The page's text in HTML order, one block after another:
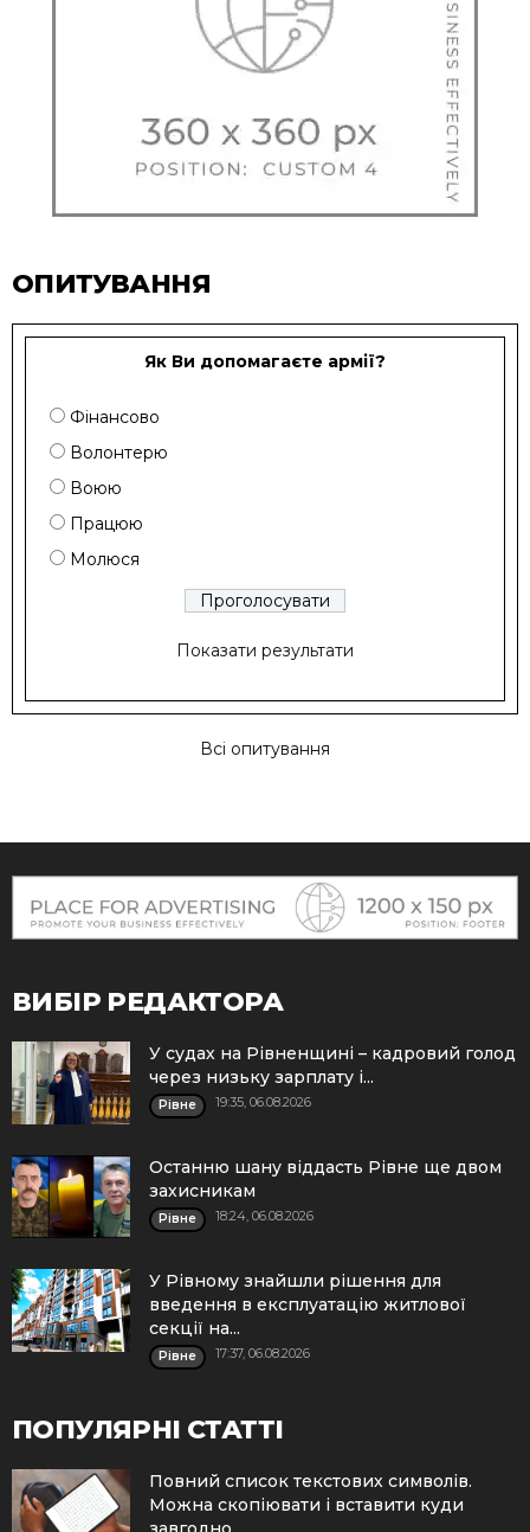
ОПИТУВАННЯ
Як Ви допомагаєте армії?
Фінансово
Волонтерю
Воюю
Працюю
Молюся
Показати результати
Всі опитування
ВИБІР РЕДАКТОРА
У судах на Рівненщині – кадровий голод
через низьку зарплату і...
Рівне 19:35, 06.08.2026
Останню шану віддасть Рівне ще двом
захисникам
Рівне 18:24, 06.08.2026
У Рівному знайшли рішення для
введення в експлуатацію житлової
секції на...
Рівне 17:37, 06.08.2026
ПОПУЛЯРНІ СТАТТІ
Повний список текстових символів.
Можна скопіювати і вставити куди